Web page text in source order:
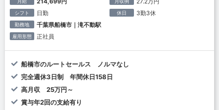
シフト 日勤 休日 3勤3休
勤務地 千葉県船橋市｜滝不動駅
雇用形態 正社員
船橋市のルートセールス ノルマなし
完全週休3日制 年間休日158日
高月収 25万円～
賞与年2回の支給有り